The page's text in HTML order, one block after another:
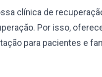
clínica de
Por isso,
para pacientes e